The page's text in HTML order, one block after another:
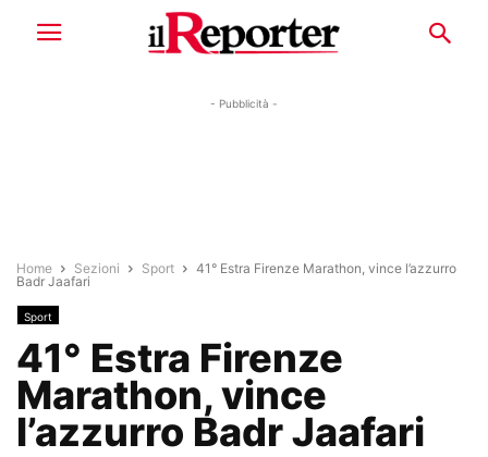
- Pubblicità -
Home Sezioni Sport
41° Estra Firenze Marathon, vince l’azzurro
Badr Jaafari
Sport
41° Estra Firenze
Marathon, vince
l’azzurro Badr Jaafari